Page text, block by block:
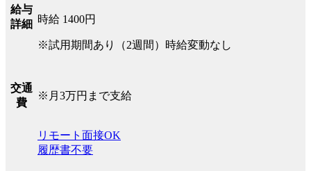
給与
詳細 時給 1400円
※試用期間あり（2週間）時給変動なし
交通
費
※月3万円まで支給
リモート面接OK
履歴書不要